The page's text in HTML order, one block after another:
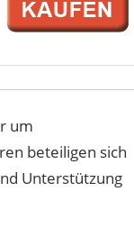
um
beteiligen sich
Unterstützung